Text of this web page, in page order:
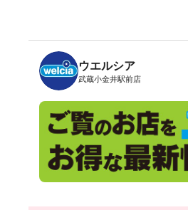
B
n
c
h
T
ウエルシア
武蔵小金井駅前店